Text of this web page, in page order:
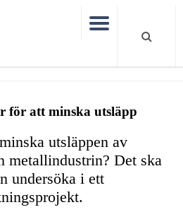
för att minska utsläpp
utsläppen av
metallindustrin? Det ska
undersöka i ett